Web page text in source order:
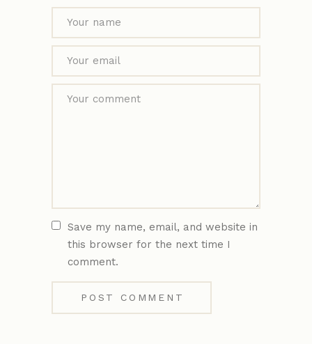
Save my name, email, and website in
this browser for the next time I
comment.